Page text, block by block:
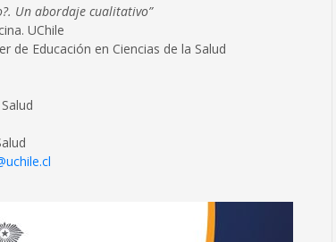
Un abordaje cualitativo”
UChile
de Educación en Ciencias de la Salud